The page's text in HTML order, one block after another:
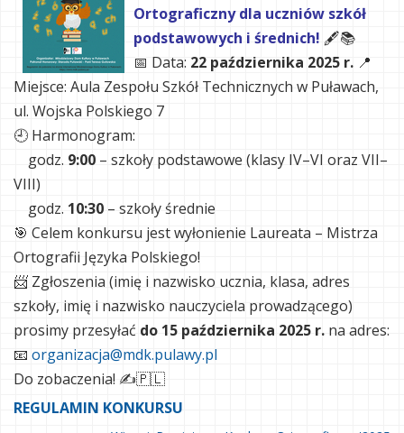
Ortograficzny dla uczniów szkół
podstawowych i średnich! 🖋️📚
📅 Data: 22 października 2025 r. 📍
Miejsce: Aula Zespołu Szkół Technicznych w Puławach,
ul. Wojska Polskiego 7
🕘 Harmonogram:
godz. 9:00 – szkoły podstawowe (klasy IV–VI oraz VII–
VIII)
godz. 10:30 – szkoły średnie
🎯 Celem konkursu jest wyłonienie Laureata – Mistrza
Ortografii Języka Polskiego!
📨 Zgłoszenia (imię i nazwisko ucznia, klasa, adres
szkoły, imię i nazwisko nauczyciela prowadzącego)
prosimy przesyłać do 15 października 2025 r. na adres:
📧 organizacja@mdk.pulawy.pl
Do zobaczenia! ✍️🇵🇱
REGULAMIN KONKURSU